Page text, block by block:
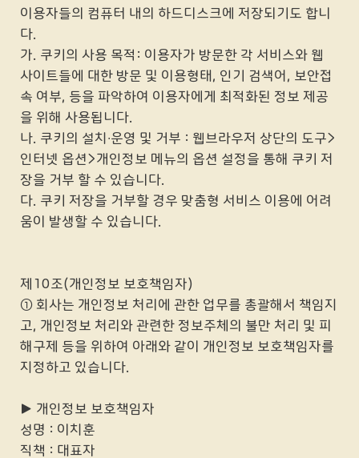
이용자들의 컴퓨터 내의 하드디스크에 저장되기도 합니
다.
가. 쿠키의 사용 목적: 이용자가 방문한 각 서비스와 웹
사이트들에 대한 방문 및 이용형태, 인기 검색어, 보안접
속 여부, 등을 파악하여 이용자에게 최적화된 정보 제공
을 위해 사용됩니다.
나. 쿠키의 설치∙운영 및 거부 : 웹브라우저 상단의 도구>
인터넷 옵션>개인정보 메뉴의 옵션 설정을 통해 쿠키 저
장을 거부 할 수 있습니다.
다. 쿠키 저장을 거부할 경우 맞춤형 서비스 이용에 어려
움이 발생할 수 있습니다.
제10조(개인정보 보호책임자)
① 회사는 개인정보 처리에 관한 업무를 총괄해서 책임지
고, 개인정보 처리와 관련한 정보주체의 불만 처리 및 피
해구제 등을 위하여 아래와 같이 개인정보 보호책임자를
지정하고 있습니다.
▶ 개인정보 보호책임자
성명 : 이치훈
직책 : 대표자